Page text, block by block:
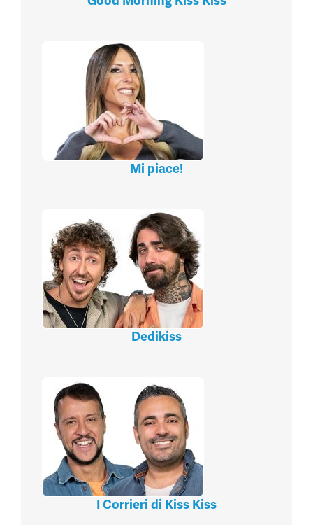
Mi piace!
Dedikiss
I Corrieri di Kiss Kiss